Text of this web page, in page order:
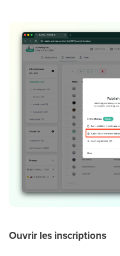
Ouvrir les inscriptions